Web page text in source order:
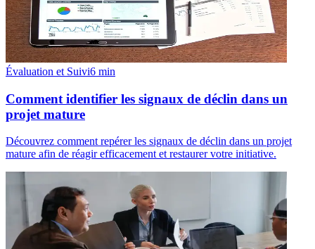
Évaluation et Suivi6 min
Comment identifier les signaux de déclin dans un
projet mature
Découvrez comment repérer les signaux de déclin dans un projet
mature afin de réagir efficacement et restaurer votre initiative.